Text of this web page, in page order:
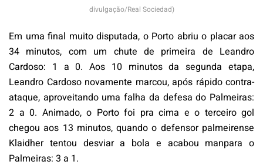
divulgação/Real Sociedad)
Em uma final muito disputada, o Porto abriu o placar aos
34 minutos, com um chute de primeira de Leandro
Cardoso: 1 a 0. Aos 10 minutos da segunda etapa,
Leandro Cardoso novamente marcou, após rápido contra-
ataque, aproveitando uma falha da defesa do Palmeiras:
2 a 0. Animado, o Porto foi pra cima e o terceiro gol
chegou aos 13 minutos, quando o defensor palmeirense
Klaidher tentou desviar a bola e acabou manpara o
Palmeiras: 3 a 1.